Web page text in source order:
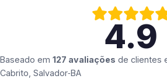
4.9
Baseado em 127 avaliações de clientes
Cabrito, Salvador‑BA